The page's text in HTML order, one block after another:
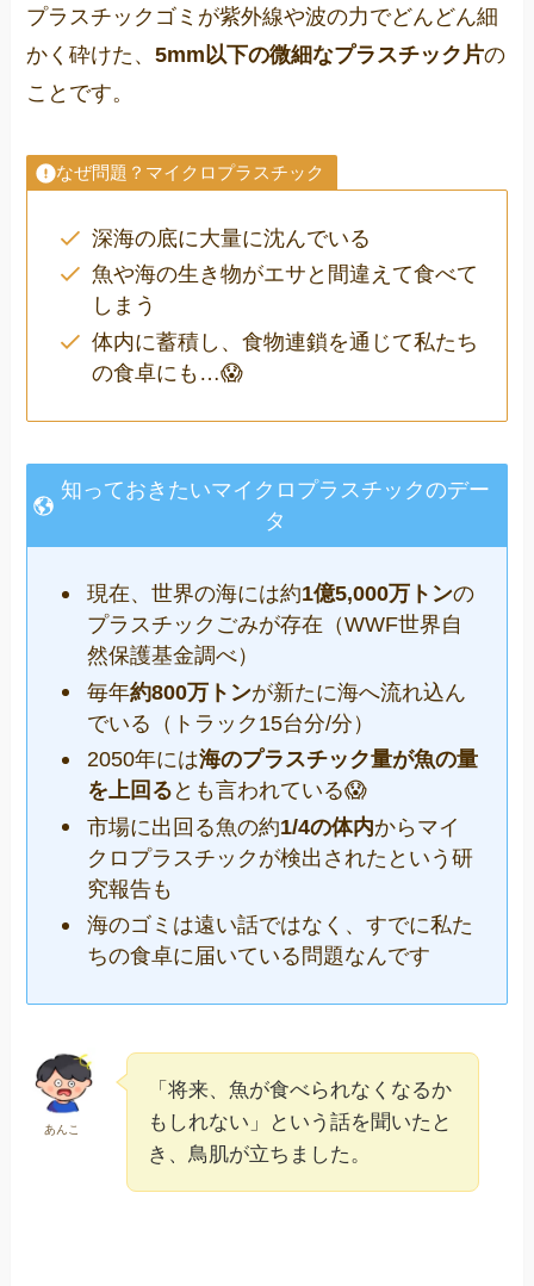
プラスチックゴミが紫外線や波の力でどんどん細
かく砕けた、5mm以下の微細なプラスチック片の
ことです。
なぜ問題？マイクロプラスチック
深海の底に大量に沈んでいる
魚や海の生き物がエサと間違えて食べて
しまう
体内に蓄積し、食物連鎖を通じて私たち
の食卓にも…😱
知っておきたいマイクロプラスチックのデー
タ
現在、世界の海には約1億5,000万トンの
プラスチックごみが存在（WWF世界自
然保護基金調べ）
毎年約800万トンが新たに海へ流れ込ん
でいる（トラック15台分/分）
2050年には海のプラスチック量が魚の量
を上回る とも言われている😱
市場に出回る魚の約1/4の体内からマイ
クロプラスチックが検出されたという研
究報告も
海のゴミは遠い話ではなく、すでに私た
ちの食卓に届いている問題なんです
あんこ
「将来、魚が食べられなくなるか
もしれない」という話を聞いたと
き、鳥肌が立ちました。